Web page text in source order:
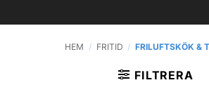
HEM / FRITID / FRILUFTSKÖK &
FILTRERA